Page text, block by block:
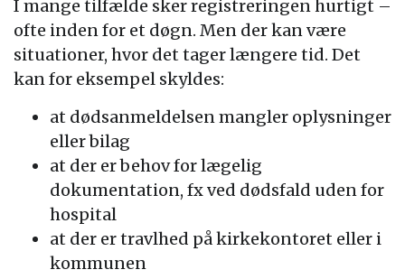
I mange tilfælde sker registreringen hurtigt –
ofte inden for et døgn. Men der kan være
situationer, hvor det tager længere tid. Det
kan for eksempel skyldes:
at dødsanmeldelsen mangler oplysninger
eller bilag
at der er behov for lægelig
dokumentation, fx ved dødsfald uden for
hospital
at der er travlhed på kirkekontoret eller i
kommunen